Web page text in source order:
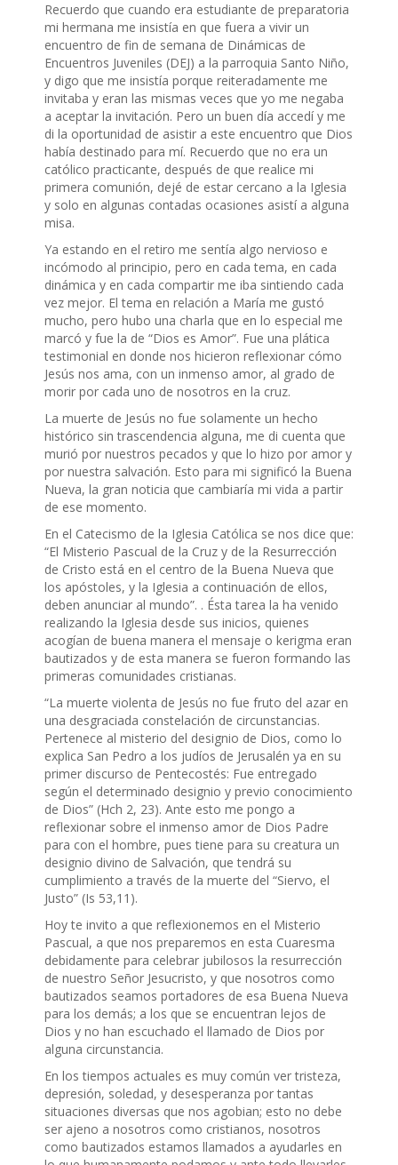
Recuerdo que cuando era estudiante de preparatoria
mi hermana me insistía en que fuera a vivir un
encuentro de fin de semana de Dinámicas de
Encuentros Juveniles (DEJ) a la parroquia Santo Niño,
y digo que me insistía porque reiteradamente me
invitaba y eran las mismas veces que yo me negaba
a aceptar la invitación. Pero un buen día accedí y me
di la oportunidad de asistir a este encuentro que Dios
había destinado para mí. Recuerdo que no era un
católico practicante, después de que realice mi
primera comunión, dejé de estar cercano a la Iglesia
y solo en algunas contadas ocasiones asistí a alguna
misa.
Ya estando en el retiro me sentía algo nervioso e
incómodo al principio, pero en cada tema, en cada
dinámica y en cada compartir me iba sintiendo cada
vez mejor. El tema en relación a María me gustó
mucho, pero hubo una charla que en lo especial me
marcó y fue la de “Dios es Amor”. Fue una plática
testimonial en donde nos hicieron reflexionar cómo
Jesús nos ama, con un inmenso amor, al grado de
morir por cada uno de nosotros en la cruz.
La muerte de Jesús no fue solamente un hecho
histórico sin trascendencia alguna, me di cuenta que
murió por nuestros pecados y que lo hizo por amor y
por nuestra salvación. Esto para mi significó la Buena
Nueva, la gran noticia que cambiaría mi vida a partir
de ese momento.
En el Catecismo de la Iglesia Católica se nos dice que:
“El Misterio Pascual de la Cruz y de la Resurrección
de Cristo está en el centro de la Buena Nueva que
los apóstoles, y la Iglesia a continuación de ellos,
deben anunciar al mundo”. . Ésta tarea la ha venido
realizando la Iglesia desde sus inicios, quienes
acogían de buena manera el mensaje o kerigma eran
bautizados y de esta manera se fueron formando las
primeras comunidades cristianas.
“La muerte violenta de Jesús no fue fruto del azar en
una desgraciada constelación de circunstancias.
Pertenece al misterio del designio de Dios, como lo
explica San Pedro a los judíos de Jerusalén ya en su
primer discurso de Pentecostés: Fue entregado
según el determinado designio y previo conocimiento
de Dios” (Hch 2, 23). Ante esto me pongo a
reflexionar sobre el inmenso amor de Dios Padre
para con el hombre, pues tiene para su creatura un
designio divino de Salvación, que tendrá su
cumplimiento a través de la muerte del “Siervo, el
Justo” (Is 53,11).
Hoy te invito a que reflexionemos en el Misterio
Pascual, a que nos preparemos en esta Cuaresma
debidamente para celebrar jubilosos la resurrección
de nuestro Señor Jesucristo, y que nosotros como
bautizados seamos portadores de esa Buena Nueva
para los demás; a los que se encuentran lejos de
Dios y no han escuchado el llamado de Dios por
alguna circunstancia.
En los tiempos actuales es muy común ver tristeza,
depresión, soledad, y desesperanza por tantas
situaciones diversas que nos agobian; esto no debe
ser ajeno a nosotros como cristianos, nosotros
como bautizados estamos llamados a ayudarles en